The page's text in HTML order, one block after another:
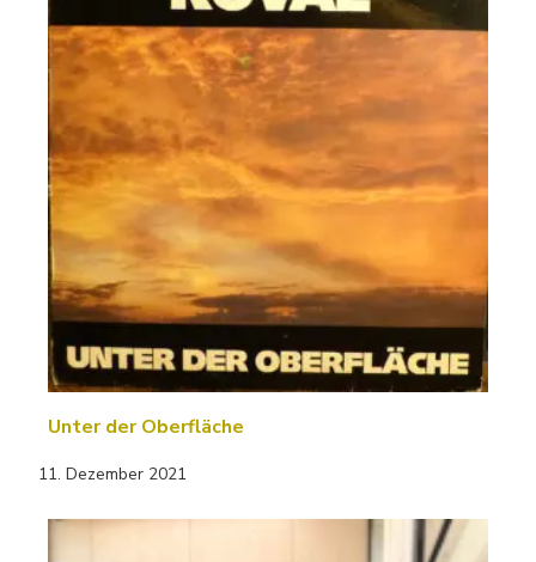
Unter der Oberfläche
11. Dezember 2021